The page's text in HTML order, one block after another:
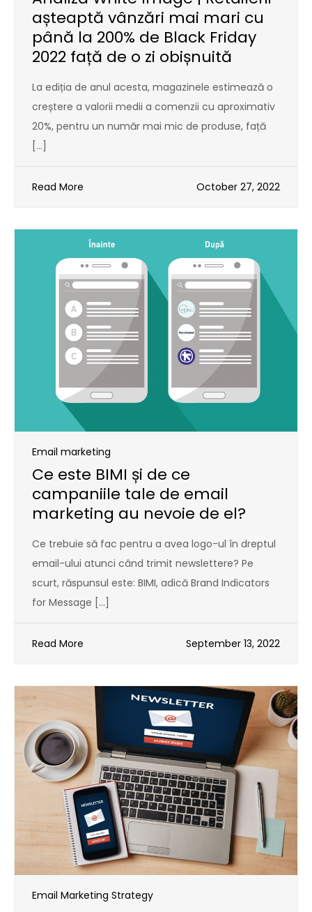
așteaptă vânzări mai mari cu
până la 200% de Black Friday
2022 față de o zi obișnuită
La ediția de anul acesta, magazinele estimează o
creștere a valorii medii a comenzii cu aproximativ
20%, pentru un număr mai mic de produse, față
[…]
Read More October 27, 2022
Email marketing
Ce este BIMI și de ce
campaniile tale de email
marketing au nevoie de el?
Ce trebuie să fac pentru a avea logo-ul în dreptul
email-ului atunci când trimit newslettere? Pe
scurt, răspunsul este: BIMI, adică Brand Indicators
for Message […]
Read More September 13, 2022
Email Marketing Strategy